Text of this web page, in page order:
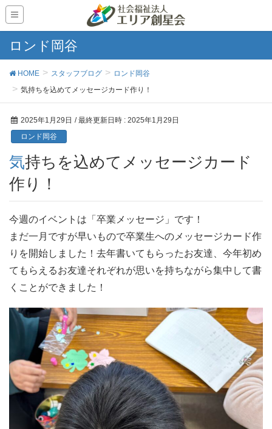
ロンド岡谷
HOME スタッフブログ
ロンド岡谷
気持ちを込めてメッセージカード作り！
2025年1月29日 / 最終更新日時 : 2025年1月29日
ロンド岡谷
気持ちを込めてメッセージカード
作り！
今週のイベントは「卒業メッセージ」です！
まだ一月ですが早いもので卒業生へのメッセージカード作
りを開始しました！去年書いてもらったお友達、今年初め
てもらえるお友達それぞれが思いを持ちながら集中して書
くことができました！